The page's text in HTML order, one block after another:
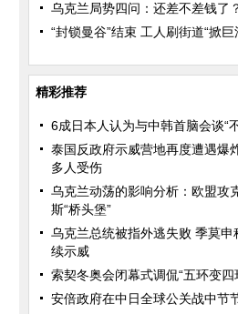
摄影师微距揭秘昆虫世界：如外星
生物（组图）
加男子为
似移动博
乌克兰局势四问：还差不差钱了
“封锁曼谷”结束 工人刷街道“掀巨
精彩推荐
6成日本人认为与中韩首脑会谈“
泰国反政府示威营地再度遭遇爆
多人受伤
乌克兰动荡的影响分析：欧盟攻
斯“桥头堡”
乌克兰总统被指外逃失败 季莫申
续示威
索契冬奥会闭幕式调侃“五环变四
安倍政府在中日全球公关战中节